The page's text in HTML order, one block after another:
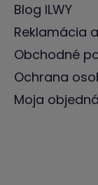
Blog ILWY
Reklamácia
Obchodné
Ochrana
Moja